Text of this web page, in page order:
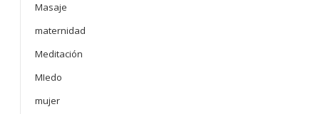
Masaje
maternidad
Meditación
MIedo
mujer